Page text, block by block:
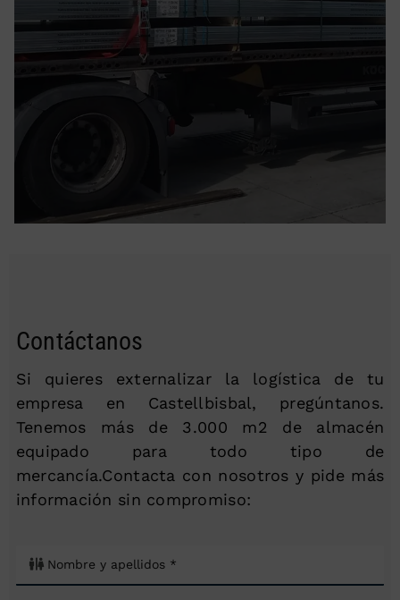
Contáctanos
Si quieres externalizar la logística de tu
empresa en Castellbisbal, pregúntanos.
Tenemos más de 3.000 m2 de almacén
equipado para todo tipo de
mercancía.Contacta con nosotros y pide más
información sin compromiso: